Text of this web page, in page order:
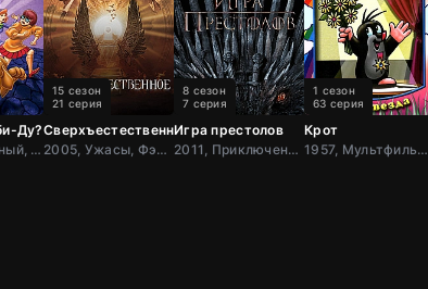
Ду?
1969, Семейный, Детектив, Комедия, Зарубежный, США
Сверхъестественное
2005, Ужасы, Фэнтези, Мистический, Детектив, Триллер, Зарубежный, Драма, США
15 сезон
21 серия
Игра престолов
2011, Приключения, Фэнтези, Блокбастер, Мистический, Боевик, Зарубежный, Мелодрама, Драма, США,
8 сезон
7 серия
Крот
1957, Мультфильм, Чехословак
1 сезон
63 серия